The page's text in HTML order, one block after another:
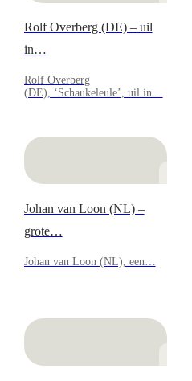
Rolf Overberg (DE) – uil
in…
Rolf Overberg
(DE), ‘Schaukeleule’, uil in…
Johan van Loon (NL) –
grote…
Johan van Loon (NL), een…